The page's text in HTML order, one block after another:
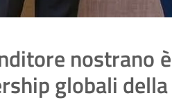
nostrano
globali della